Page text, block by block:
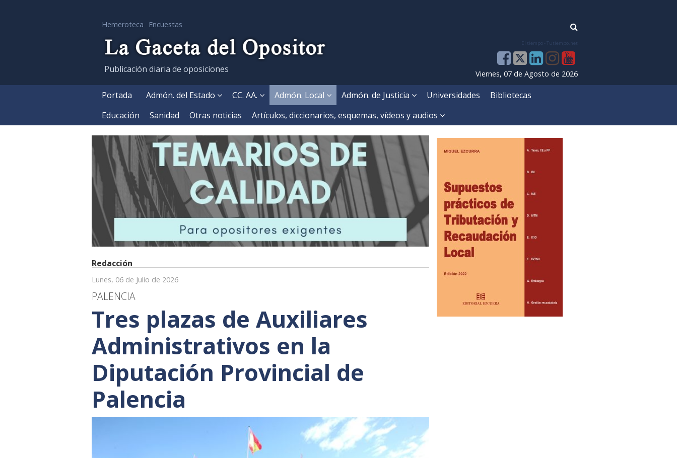
Hemeroteca Encuestas
Publicación diaria de oposiciones
El tiempo - Tutiempo.net
Viernes, 07 de Agosto de 2026
Portada Admón. del Estado CC. AA. Admón. Local Admón. de Justicia Universidades
Bibliotecas
Educación
Sanidad Otras noticias Artículos, diccionarios, esquemas, vídeos y audios
Redacción
Lunes, 06 de Julio de 2026
PALENCIA
Tres plazas de Auxiliares
Administrativos en la
Diputación Provincial de
Palencia